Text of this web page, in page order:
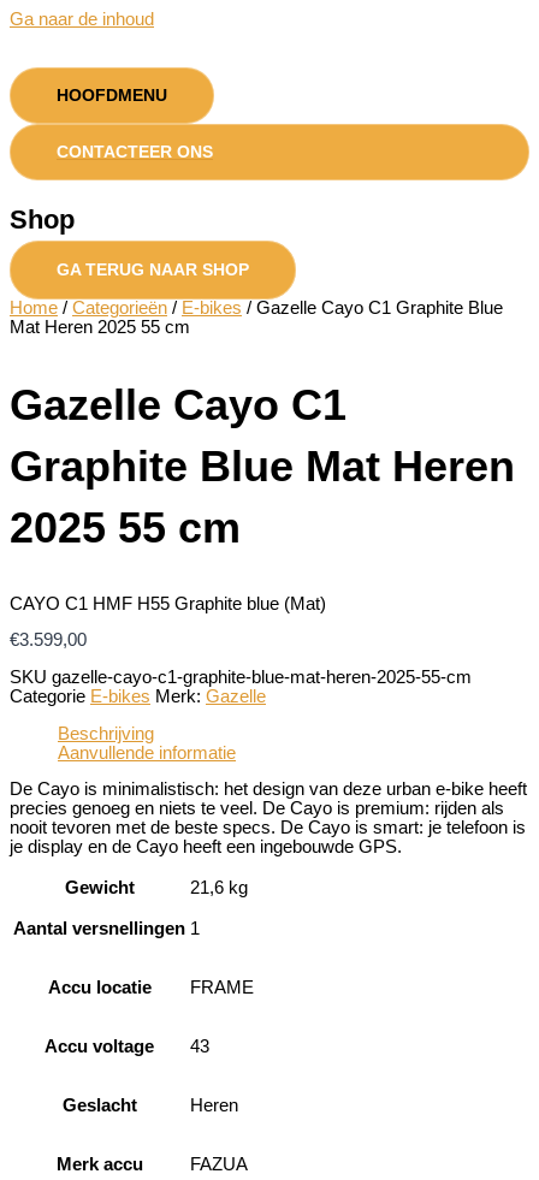
Ga naar de inhoud
HOOFDMENU
CONTACTEER ONS
Shop
GA TERUG NAAR SHOP
Home / Categorieën / E-bikes / Gazelle Cayo C1 Graphite Blue
Mat Heren 2025 55 cm
Gazelle Cayo C1
Graphite Blue Mat Heren
2025 55 cm
CAYO C1 HMF H55 Graphite blue (Mat)
€3.599,00
SKU gazelle-cayo-c1-graphite-blue-mat-heren-2025-55-cm
Categorie E-bikes Merk: Gazelle
Beschrijving
Aanvullende informatie
De Cayo is minimalistisch: het design van deze urban e-bike heeft
precies genoeg en niets te veel. De Cayo is premium: rijden als
nooit tevoren met de beste specs. De Cayo is smart: je telefoon is
je display en de Cayo heeft een ingebouwde GPS.
Gewicht 21,6 kg
Aantal versnellingen 1
Accu locatie FRAME
Accu voltage 43
Geslacht Heren
Merk accu FAZUA